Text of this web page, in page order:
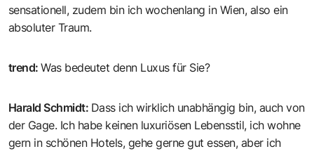
sensationell, zudem bin ich wochenlang in Wien, also ein
absoluter Traum.
trend:Was bedeutet denn Luxus für Sie?
Harald Schmidt: Dass ich wirklich unabhängig bin, auch von
der Gage. Ich habe keinen luxuriösen Lebensstil, ich wohne
gern in schönen Hotels, gehe gerne gut essen, aber ich